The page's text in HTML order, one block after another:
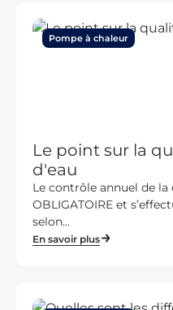
Pompe à chaleur
Le point sur la
d'eau
Le contrôle annuel de la
OBLIGATOIRE et
selon...
En savoir plus